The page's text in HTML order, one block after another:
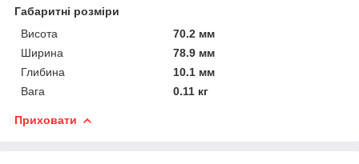
Габаритні розміри
Висота
70.2 мм
Ширина
78.9 мм
Глибина
10.1 мм
Вага
0.11 кг
Приховати